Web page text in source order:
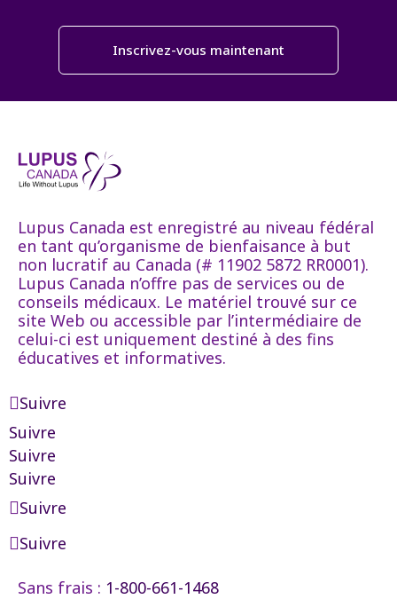
Inscrivez-vous maintenant
Lupus Canada est enregistré au niveau fédéral
en tant qu’organisme de bienfaisance à but
non lucratif au Canada (# 11902 5872 RR0001).
Lupus Canada n’offre pas de services ou de
conseils médicaux. Le matériel trouvé sur ce
site Web ou accessible par l’intermédiaire de
celui-ci est uniquement destiné à des fins
éducatives et informatives.
Suivre
Suivre
Suivre
Suivre
Suivre
Suivre
Sans frais : 1-800-661-1468